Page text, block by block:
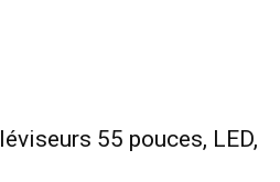
55 pouces, LED,